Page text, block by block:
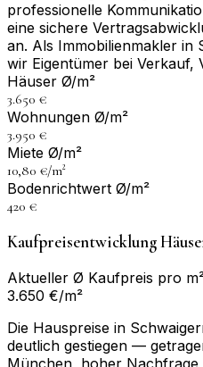
professionelle
eine sichere
an. Als Immobilienmakler in
wir Eigentümer bei Verkauf,
Häuser Ø/m²
3.650 €
Wohnungen Ø/m²
3.950 €
Miete Ø/m²
10,80 €/m²
Bodenrichtwert Ø/m²
420 €
Kaufpreisentwicklung
Aktueller Ø Kaufpreis pro
3.650 €/m²
Die Hauspreise in
deutlich gestiegen —
München, hoher Nachfrage